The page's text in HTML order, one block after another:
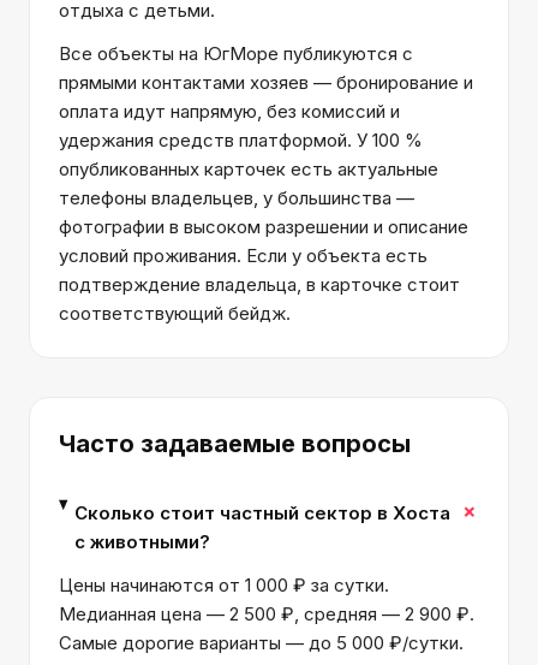
отдыха с детьми.
Все объекты на ЮгМоре публикуются с
прямыми контактами хозяев — бронирование и
оплата идут напрямую, без комиссий и
удержания средств платформой. У 100 %
опубликованных карточек есть актуальные
телефоны владельцев, у большинства —
фотографии в высоком разрешении и описание
условий проживания. Если у объекта есть
подтверждение владельца, в карточке стоит
соответствующий бейдж.
Часто задаваемые вопросы
Сколько стоит частный сектор в Хоста
с животными?
+
Цены начинаются от 1 000 ₽ за сутки.
Медианная цена — 2 500 ₽, средняя — 2 900 ₽.
Самые дорогие варианты — до 5 000 ₽/сутки.